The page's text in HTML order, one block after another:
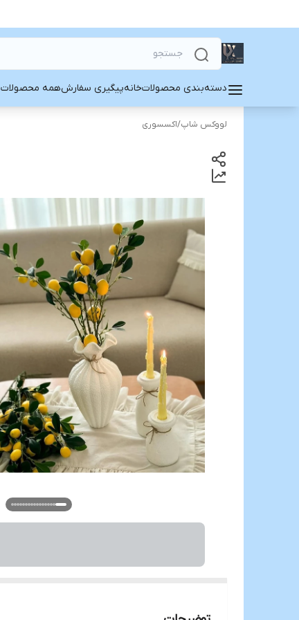
دسته‌بندی محصولاتخانهپیگیری سفارشهمه محصولات
لووکس شاپ/اکسسوری